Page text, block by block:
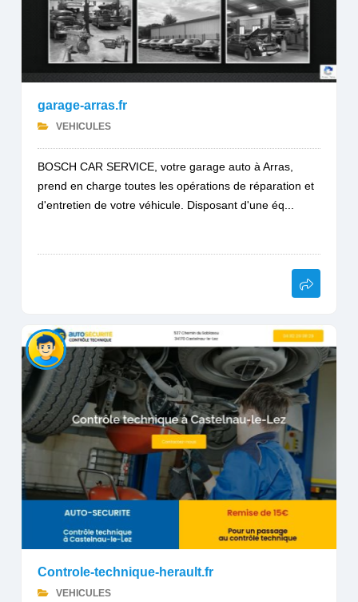
garage-arras.fr
VEHICULES
BOSCH CAR SERVICE, votre garage auto à Arras,
prend en charge toutes les opérations de réparation et
d'entretien de votre véhicule. Disposant d'une éq...
Controle-technique-herault.fr
VEHICULES